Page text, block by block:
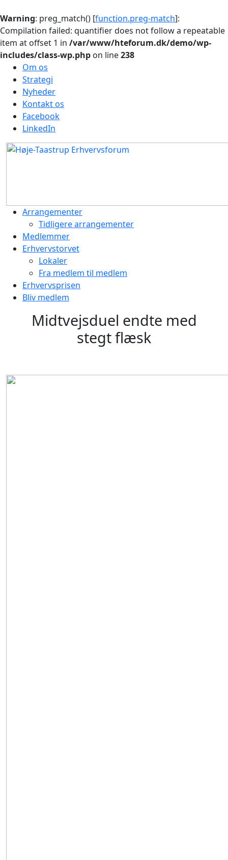
Warning: preg_match() [function.preg-match]:
Compilation failed: quantifier does not follow a repeatable
item at offset 1 in /var/www/hteforum.dk/demo/wp-
includes/class-wp.php on line238
Om os
Strategi
Nyheder
Kontakt os
Facebook
LinkedIn
Arrangementer
Tidligere arrangementer
Medlemmer
Erhvervstorvet
Lokaler
Fra medlem til medlem
Erhvervsprisen
Bliv medlem
Midtvejsduel endte med
stegt flæsk